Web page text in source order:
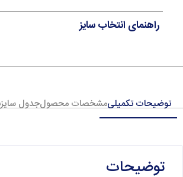
راهنمای انتخاب سایز
توضیحات تکمیلیمشخصات محصولجدول
توضیحات